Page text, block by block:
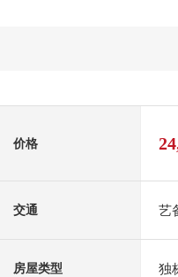
价格
交通 艺
房屋类型 独